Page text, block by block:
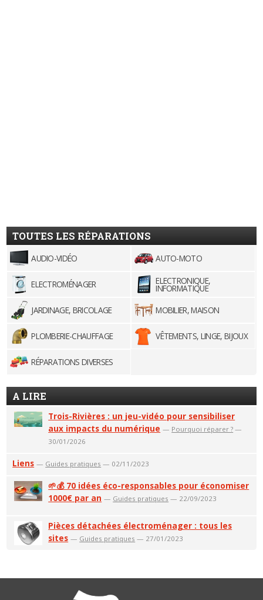
TOUTES LES RÉPARATIONS
AUDIO-VIDÉO AUTO-MOTO
ELECTROMÉNAGER ELECTRONIQUE,
INFORMATIQUE
JARDINAGE, BRICOLAGE
MOBILIER, MAISON
PLOMBERIE-CHAUFFAGE VÊTEMENTS, LINGE, BIJOUX
RÉPARATIONS DIVERSES
A LIRE
Trois-Rivières : un jeu-vidéo pour sensibiliser
aux impacts du numérique — Pourquoi réparer ? —
30/01/2026
Liens — Guides pratiques — 02/11/2023
🌱💰 70 idées éco-responsables pour économiser
1000€ par an — Guides pratiques — 22/09/2023
Pièces détachées électroménager : tous les
sites — Guides pratiques — 27/01/2023